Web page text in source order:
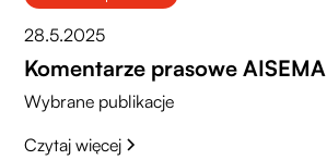
28.5.2025
Komentarze prasowe AISEMA
Wybrane publikacje
Czytaj więcej